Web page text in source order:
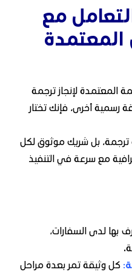
مع
المعتمدة لإنجاز ترجمة
رسمية أخرى، فإنك تختار
بل شريك موثوق لكل
مع سرعة في التنفيذ
بها لدى السفارات،
: كل وثيقة تمر بعدة مراحل